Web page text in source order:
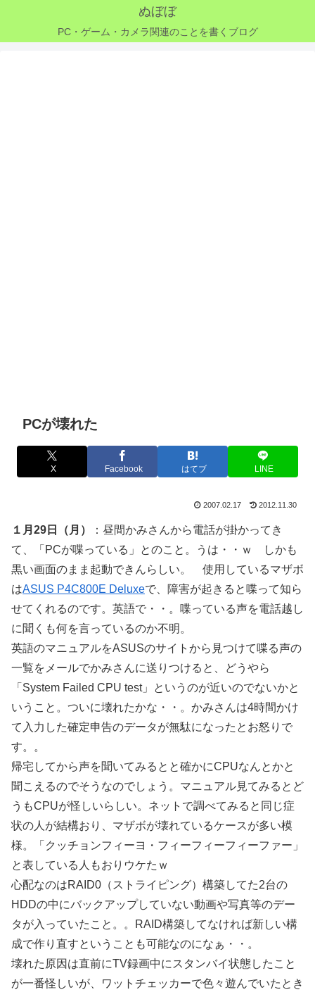
ぬぼぼ
PC・ゲーム・カメラ関連のことを書くブログ
PCが壊れた
X Facebook はてブ LINE
2007.02.17 2012.11.30
１月29日（月）
：昼間かみさんから電話が掛かってき
て、「PCが喋っている」とのこと。うは・・ｗ しかも
黒い画面のまま起動できんらしい。 使用しているマザボ
はASUS P4C800E Deluxeで、障害が起きると喋って知ら
せてくれるのです。英語で・・。喋っている声を電話越し
に聞くも何を言っているのか不明。
英語のマニュアルをASUSのサイトから見つけて喋る声の
一覧をメールでかみさんに送りつけると、どうやら
「System Failed CPU test」というのが近いのでないかと
いうこと。ついに壊れたかな・・。かみさんは4時間かけ
て入力した確定申告のデータが無駄になったとお怒りで
す。。
帰宅してから声を聞いてみるとと確かにCPUなんとかと
聞こえるのでそうなのでしょう。マニュアル見てみるとど
うもCPUが怪しいらしい。ネットで調べてみると同じ症
状の人が結構おり、マザボが壊れているケースが多い模
様。「クッチョンフィーヨ・フィーフィーフィーファー」
と表している人もおりウケたｗ
心配なのはRAID0（ストライピング）構築してた2台の
HDDの中にバックアップしていない動画や写真等のデー
タが入っていたこと。。RAID構築してなければ新しい構
成で作り直すということも可能なのになぁ・・。
壊れた原因は直前にTV録画中にスタンバイ状態したこと
が一番怪しいが、ワットチェッカーで色々遊んでいたとき